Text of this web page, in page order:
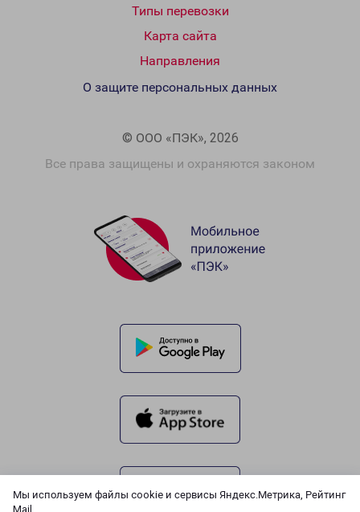
Мы используем файлы cookie и сервисы Яндекс.Метрика, Рейтинг
Mail
Типы перевозки
Карта сайта
Направления
© ООО «ПЭК», 2026
Все права защищены и охраняются законом
О защите персональных данных